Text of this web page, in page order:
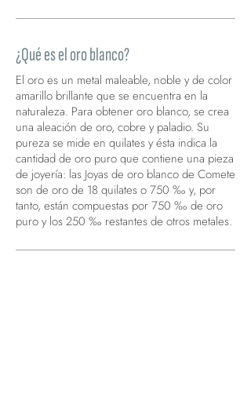
¿Qué es el oro blanco?
El oro es un metal maleable, noble y de color
amarillo brillante que se encuentra en la
naturaleza. Para obtener oro blanco, se crea
una aleación de oro, cobre y paladio. Su
pureza se mide en quilates y ésta indica la
cantidad de oro puro que contiene una pieza
de joyería: las Joyas de oro blanco de Comete
son de oro de 18 quilates o 750 ‰ y, por
tanto, están compuestas por 750 ‰ de oro
puro y los 250 ‰ restantes de otros metales.